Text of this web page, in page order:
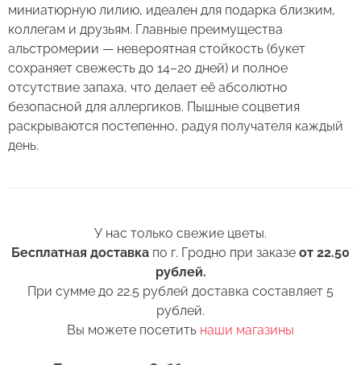
миниатюрную лилию, идеален для подарка близким,
коллегам и друзьям. Главные преимущества
альстромерии — невероятная стойкость (букет
сохраняет свежесть до 14–20 дней) и полное
отсутствие запаха, что делает её абсолютно
безопасной для аллергиков. Пышные соцветия
раскрываются постепенно, радуя получателя каждый
день.
У нас только свежие цветы.
Бесплатная доставка по г. Гродно при заказе от 22.50
рублей.
При сумме до 22.5 рублей доставка составляет 5
рублей.
Вы можете посетить наши магазины
Цена/Качество:
Доставка:
в Вашем букете или композиции сохраняли
свежесть как можно дольше.
Правила ухода за срезанными цветами:
1. Переносите букеты в транспортировочной
бумаге.
он правильно упакован. В зимнее время, даже
кратковременный контакт с холодным
воздухом несколько минут, будет губителен
для цветов (наши курьеры в зимнее время
транспортируют букеты в специальных
теплоизолирующих сумках).
Выберите дату доставки
Спасибо, мы свяжемся с Вами в
Контакты
+375 (17) 388-61-92
Альстромерия Армения